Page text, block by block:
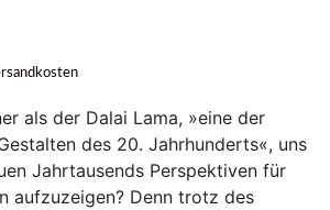
als der Dalai Lama, »eine der
des 20. Jahrhunderts«, uns
Jahrtausends Perspektiven für
aufzuzeigen? Denn trotz des